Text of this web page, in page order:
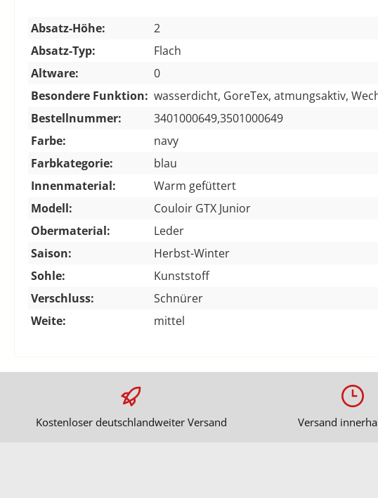
Absatz-Höhe:
2
Absatz-Typ:
Flach
Altware:
0
Besondere Funktion: wasserdicht, GoreTex, atmungsaktiv,
Bestellnummer:
3401000649,3501000649
Farbe:
navy
Farbkategorie:
blau
Innenmaterial:
Warm gefüttert
Modell:
Couloir GTX Junior
Obermaterial:
Leder
Saison:
Herbst-Winter
Sohle:
Kunststoff
Verschluss:
Schnürer
Weite:
mittel
Kostenloser deutschlandweiter Versand Versand